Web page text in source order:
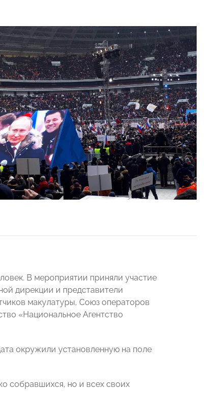
В мероприятии приняли участие
дирекции и представители
макулатуры, Союз операторов
«Национальное Агентство
окружили установленную на поле
собравшихся, но и всех своих